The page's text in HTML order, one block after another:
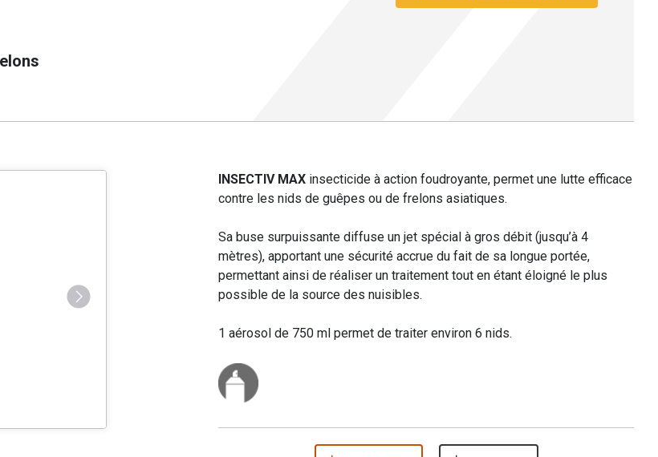
INSECTIV MAX insecticide à action foudroyante, permet une lutte efficace
contre les nids de guêpes ou de frelons asiatiques.
Sa buse surpuissante diffuse un jet spécial à gros débit (jusqu’à 4
mètres), apportant une sécurité accrue du fait de sa longue portée,
permettant ainsi de réaliser un traitement tout en étant éloigné le plus
possible de la source des nuisibles.
1 aérosol de 750 ml permet de traiter environ 6 nids.